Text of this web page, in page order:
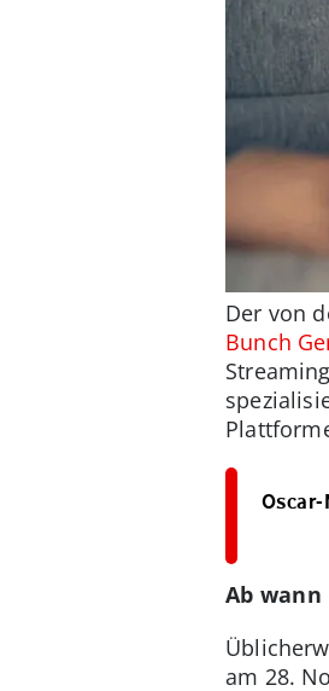
Der von
Bunch
Ab
am 28.